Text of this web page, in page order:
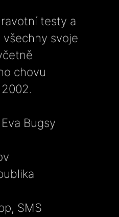
testy a
svoje
chovu
Bugsy
SMS